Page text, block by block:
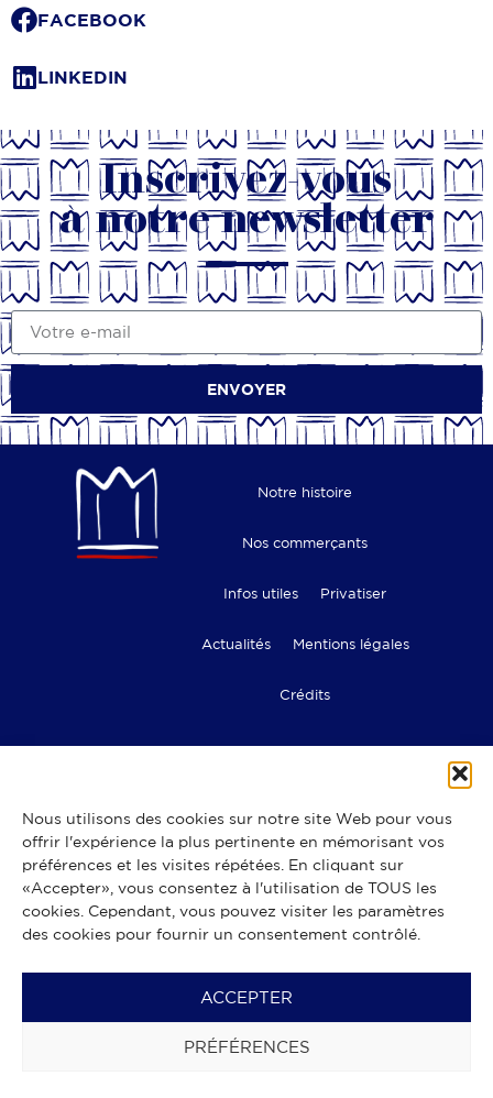
Nous utilisons des cookies sur notre site Web pour vous
offrir l'expérience la plus pertinente en mémorisant vos
préférences et les visites répétées. En cliquant sur
«Accepter», vous consentez à l'utilisation de TOUS les
cookies. Cependant, vous pouvez visiter les paramètres
des cookies pour fournir un consentement contrôlé.
ACCEPTER
PRÉFÉRENCES
FACEBOOK
LINKEDIN
Inscrivez-vous
à notre newsletter
ENVOYER
Notre histoire
Nos commerçants
Infos utiles Privatiser
Actualités Mentions légales
Crédits
Les commerces des Halles de
Lyon Paul Bocuse
Bouchers – Rôtisserie
Boulangers – pâtissiers – chocolatiers
Cafés, bars & restaurants
Ecaillers
Epiceries fines
Spécialités italiennes